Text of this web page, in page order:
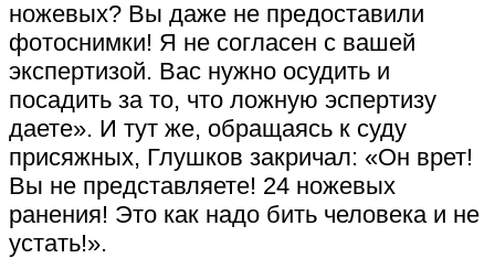
ножевых? Вы даже не предоставили
фотоснимки! Я не согласен с вашей
экспертизой. Вас нужно осудить и
посадить за то, что ложную эспертизу
даете». И тут же, обращаясь к суду
присяжных, Глушков закричал: «Он врет!
Вы не представляете! 24 ножевых
ранения! Это как надо бить человека и не
устать!».